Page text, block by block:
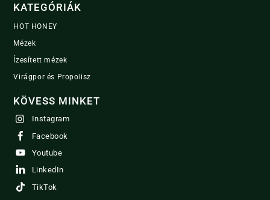
KATEGÓRIÁK
HOT HONEY
Mézek
Ízesített mézek
Virágpor és Propolisz
KÖVESS MINKET
Instagram
Facebook
Youtube
LinkedIn
TikTok